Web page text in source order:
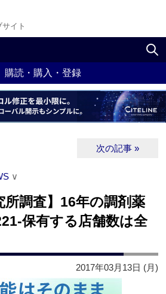
イト
購読・購入・登録
次の記事 »
∨
所調査】16年の調剤薬
保有する店舗数は全
2017年03月13日 (月)